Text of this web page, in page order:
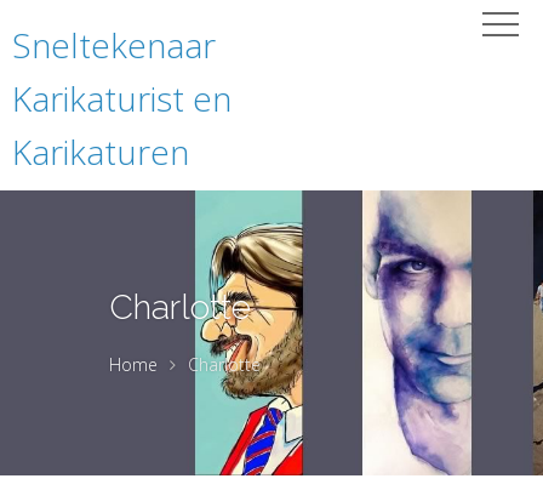
Sneltekenaar
Karikaturist en
Karikaturen
Charlotte
Home Charlotte